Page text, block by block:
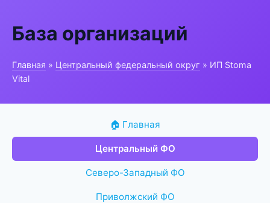
База организаций
Главная » Центральный федеральный округ » ИП Stoma
Vital
🏠 Главная
Центральный ФО
Северо-Западный ФО
Приволжский ФО